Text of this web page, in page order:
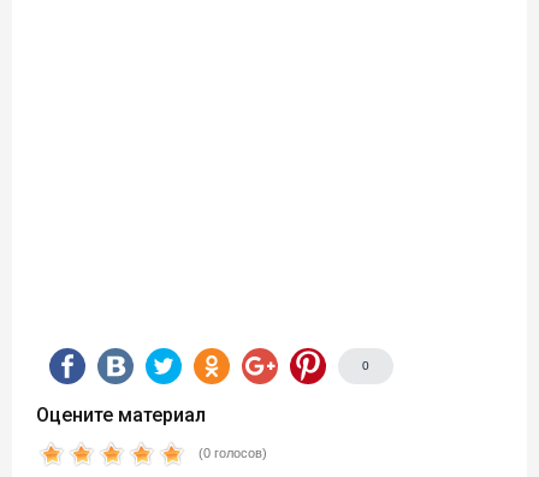
0
Оцените материал
(0 голосов)